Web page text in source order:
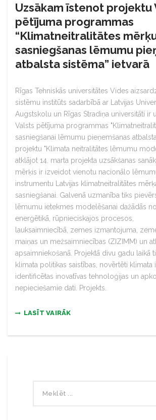
Uzsākam īstenot projektu
pētījuma programmas
“Klimatneitralitātes
sasniegšanas lēmumu
atbalsta sistēma” ietvarā
Rīgas Tehniskās universitātes Vides
sistēmu institūts sadarbībā ar Latvijas
Augstskolu un Rīgas Stradiņa universitāti ir
Valsts pētījuma programmas
sasniegšanai lēmumu pieņemšanas
projektu "Klimata neitralitātes lēmumu
atklājot 14. marta projekta uzsākšanas
mērķis ir izveidot vienotu nacionālo
instrumentu Latvijas klimatneitralitātes
sasniegšanai. Galvenā uzmanība tiks
lēmumu ietekmes modelēšanai dažādās
enerģētikā, rūpnieciskajos procesos,
lauksaimniecībā, zemes izmantojuma,
maiņas un mežsaimniecības (ZIZIMM) un
apsaimniekošanā. Projektā divu gadu laikā
klimata politikas saistības, novērtēti klimata
identificētas inovatīvas tehnoloģijas un
nepieciešamie dati. Projekts.
LASĪT VAIRĀK